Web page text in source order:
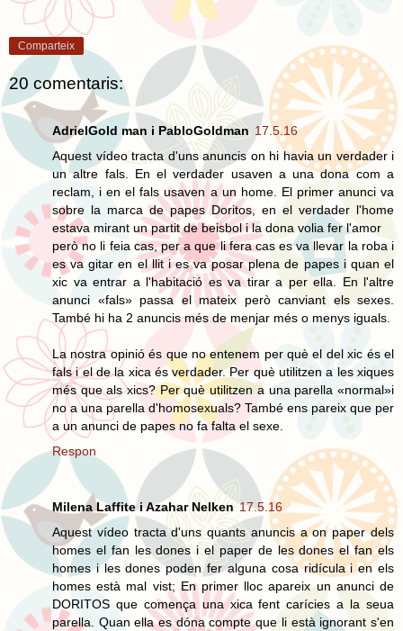
Comparteix
20 comentaris:
AdrielGold man i PabloGoldman 17.5.16
Aquest vídeo tracta d'uns anuncis on hi havia un verdader i
un altre fals. En el verdader usaven a una dona com a
reclam, i en el fals usaven a un home. El primer anunci va
sobre la marca de papes Doritos, en el verdader l'home
estava mirant un partit de beisbol i la dona volia fer l'amor
però no li feia cas, per a que li fera cas es va llevar la roba i
es va gitar en el llit i es va posar plena de papes i quan el
xic va entrar a l'habitació es va tirar a per ella. En l'altre
anunci «fals» passa el mateix però canviant els sexes.
També hi ha 2 anuncis més de menjar més o menys iguals.
La nostra opinió és que no entenem per què el del xic és el
fals i el de la xica és verdader. Per què utilitzen a les xiques
més que als xics? Per què utilitzen a una parella «normal»i
no a una parella d'homosexuals? També ens pareix que per
a un anunci de papes no fa falta el sexe.
Respon
Milena Laffite i Azahar Nelken 17.5.16
Aquest vídeo tracta d'uns quants anuncis a on paper dels
homes el fan les dones i el paper de les dones el fan els
homes i les dones poden fer alguna cosa ridícula i en els
homes està mal vist; En primer lloc apareix un anunci de
DORITOS que comença una xica fent carícies a la seua
parella. Quan ella es dóna compte que li està ignorant s'en